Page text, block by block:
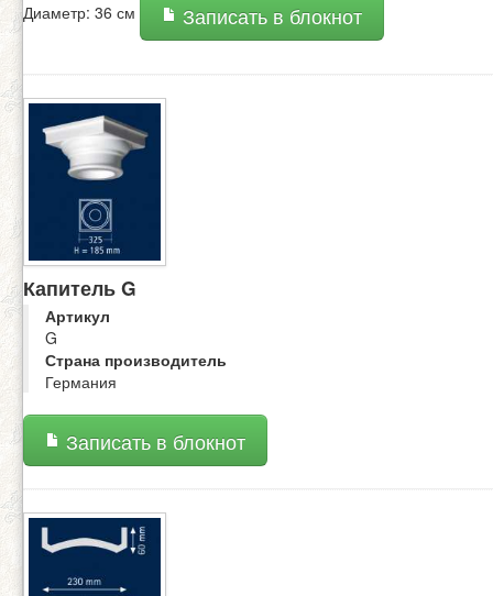
Диаметр: 36 см
Записать в блокнот
Капитель G
Артикул
G
Страна производитель
Германия
Записать в блокнот